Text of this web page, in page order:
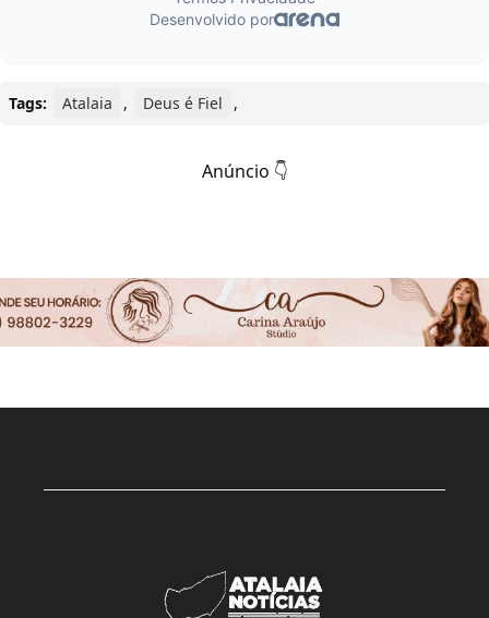
Tags: Atalaia , Deus é Fiel ,
Anúncio 👇